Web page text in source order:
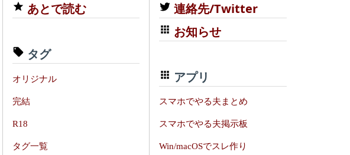
あとで読む
タグ
オリジナル
完結
R18
タグ一覧
連絡先/Twitter
お知らせ
アプリ
スマホでやる夫まとめ
スマホでやる夫掲示板
Win/macOSでスレ作り